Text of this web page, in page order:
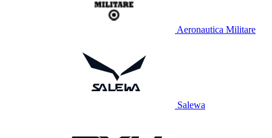
Aeronautica Militare
Salewa